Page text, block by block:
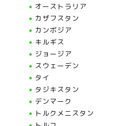
オーストラリア
カザフスタン
カンボジア
キルギス
ジョージア
スウェーデン
タイ
タジキスタン
デンマーク
トルクメニスタン